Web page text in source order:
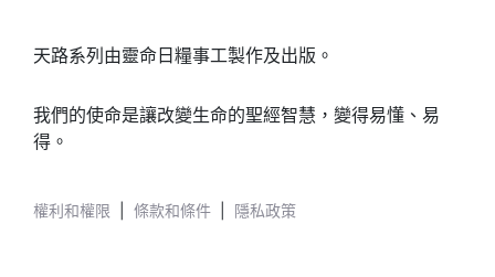
天路系列由靈命日糧事工製作及出版。
我們的使命是讓改變生命的聖經智慧，變得易懂、易
得。
權利和權限 條款和條件 隱私政策